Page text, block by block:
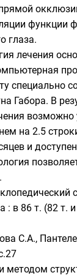
функции
глаза.
лечения
специально
Габора. В
возможно
на 2.5
и
: в 86 т. (82 т.
С.А.,
методом